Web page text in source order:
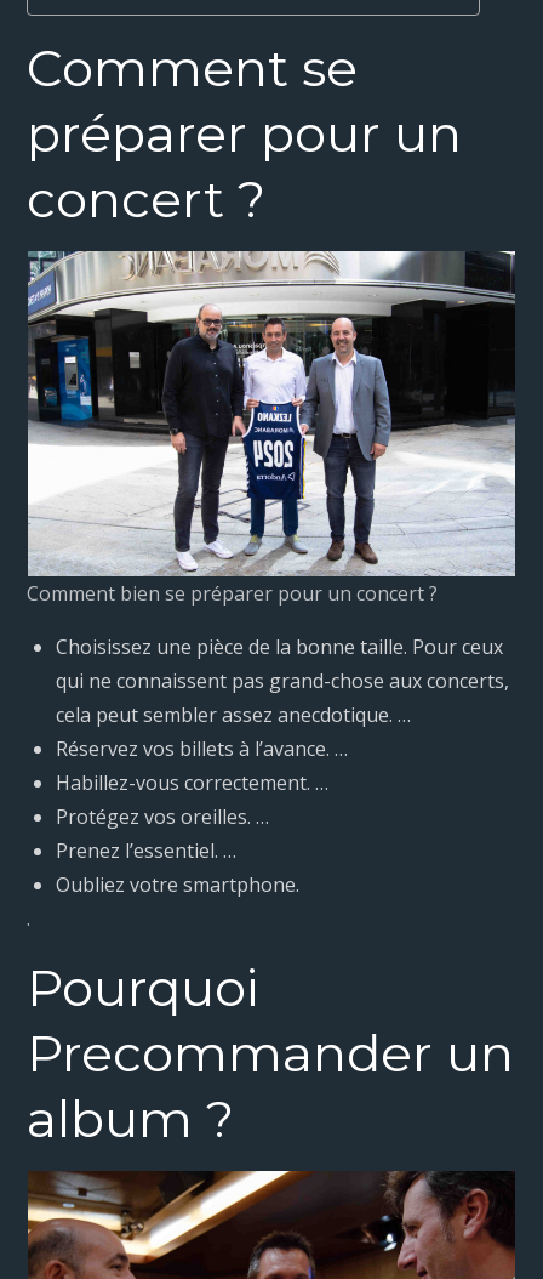
Comment se
préparer pour un
concert ?
Comment bien se préparer pour un concert ?
Choisissez une pièce de la bonne taille. Pour ceux
qui ne connaissent pas grand-chose aux concerts,
cela peut sembler assez anecdotique. …
Réservez vos billets à l’avance. …
Habillez-vous correctement. …
Protégez vos oreilles. …
Prenez l’essentiel. …
Oubliez votre smartphone.
.
Pourquoi
Precommander un
album ?